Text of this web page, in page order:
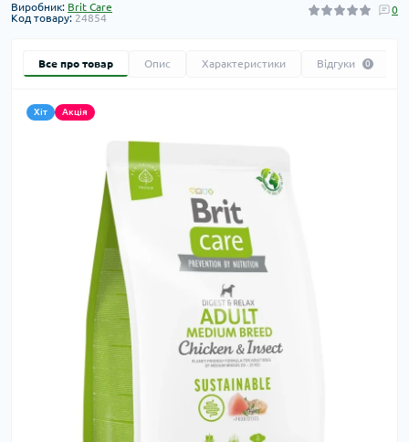
Виробник: Brit Care
Код товару: 24854
0
Все про товар Опис Характеристики Відгуки 0
Хіт Акція